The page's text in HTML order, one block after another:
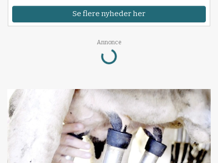
Se flere nyheder her
Annonce
Loading...